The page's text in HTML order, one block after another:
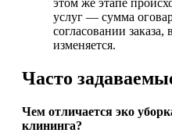
этом же этапе
услуг — сумма
согласовании заказа,
изменяется.
Часто
Чем отличается эко
клининга?